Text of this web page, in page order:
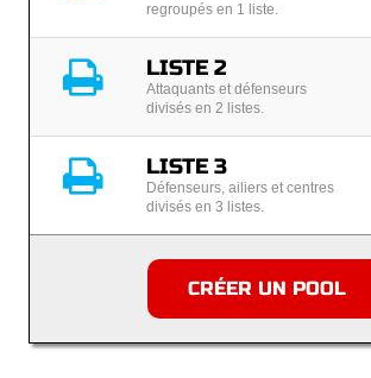
regroupés en 1 liste.
LISTE 2
Attaquants et défenseurs
divisés en 2 listes.
LISTE 3
Défenseurs, ailiers et centres
divisés en 3 listes.
CRÉER UN POOL